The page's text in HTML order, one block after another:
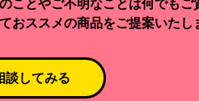
とやご不明なことは何でもご
おススメの商品をご提案いたし
談してみる